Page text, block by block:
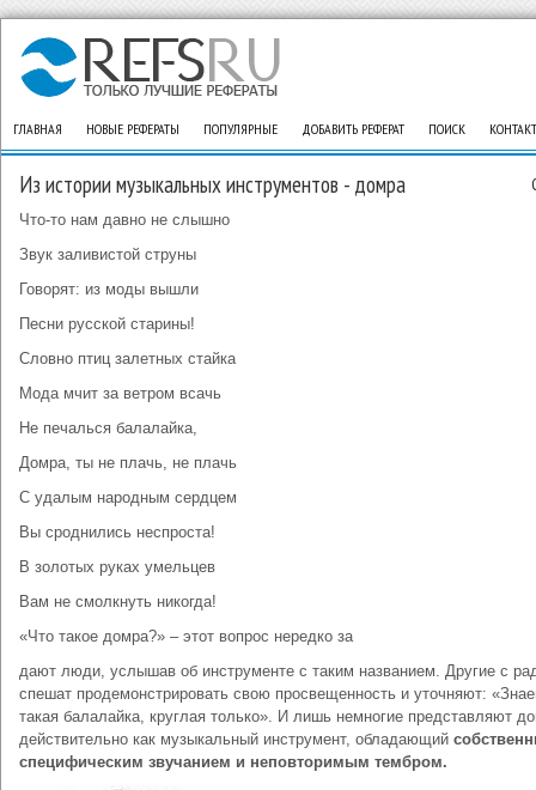
ГЛАВНАЯ НОВЫЕ РЕФЕРАТЫ ПОПУЛЯРНЫЕ ДОБАВИТЬ РЕФЕРАТ ПОИСК
Из истории музыкальных инструментов - домра
Что-то нам давно не слышно
Звук заливистой струны
Говорят: из моды вышли
Песни русской старины!
Словно птиц залетных стайка
Мода мчит за ветром всачь
Не печалься балалайка,
Домра, ты не плачь, не плачь
С удалым народным сердцем
Вы сроднились неспроста!
В золотых руках умельцев
Вам не смолкнуть никогда!
«Что такое домра?» – этот вопрос нередко за
дают люди, услышав об инструменте с таким названием. Другие с
спешат продемонстрировать свою просвещенность и уточняют:
такая балалайка, круглая только». И лишь немногие представляют
действительно как музыкальный инструмент, обладающий
специфическим звучанием и неповторимым тембром.